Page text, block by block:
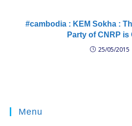
#cambodia : KEM Sokha :
Party of CNRP is
25/05/2015
Menu